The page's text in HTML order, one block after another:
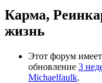
Карма,
жизнь
Этот форум
обновление 3
Michaelfaulk.